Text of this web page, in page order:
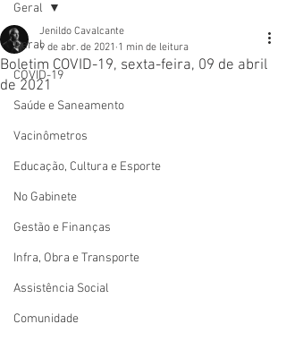
Geral
COVID-19
Saúde e Saneamento
Vacinômetros
Educação, Cultura e Esporte
No Gabinete
Gestão e Finanças
Infra, Obra e Transporte
Assistência Social
Comunidade
Geral
Boletim COVID-19, sexta-feira, 09 de abril
de 2021
Jenildo Cavalcante
9 de abr. de 2021 1 min de leitura